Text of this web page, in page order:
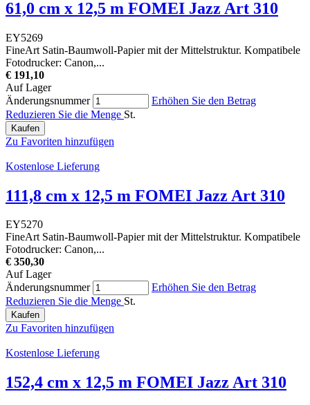
61,0 cm x 12,5 m FOMEI Jazz Art 310
EY5269
FineArt Satin-Baumwoll-Papier mit der Mittelstruktur. Kompatibele
Fotodrucker: Canon,...
€ 191,10
Auf Lager
Änderungsnummer
Erhöhen Sie den Betrag
Reduzieren Sie die Menge St.
Kaufen
Zu Favoriten hinzufügen
Kostenlose Lieferung
111,8 cm x 12,5 m FOMEI Jazz Art 310
EY5270
FineArt Satin-Baumwoll-Papier mit der Mittelstruktur. Kompatibele
Fotodrucker: Canon,...
€ 350,30
Auf Lager
Änderungsnummer
Erhöhen Sie den Betrag
Reduzieren Sie die Menge St.
Kaufen
Zu Favoriten hinzufügen
Kostenlose Lieferung
152,4 cm x 12,5 m FOMEI Jazz Art 310